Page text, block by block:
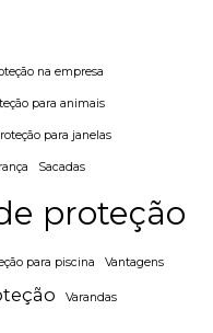
na empresa
para animais
para janelas
Sacadas
proteção
para piscina Vantagens
Varandas